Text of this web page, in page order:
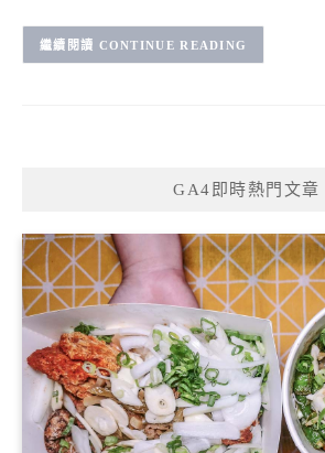
CONTINUE READING
GA4即時熱門文章